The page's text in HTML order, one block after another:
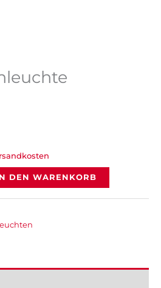
DEN WARENKORB